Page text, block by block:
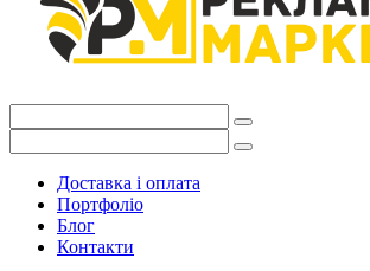
Доставка і оплата
Портфоліо
Блог
Контакти